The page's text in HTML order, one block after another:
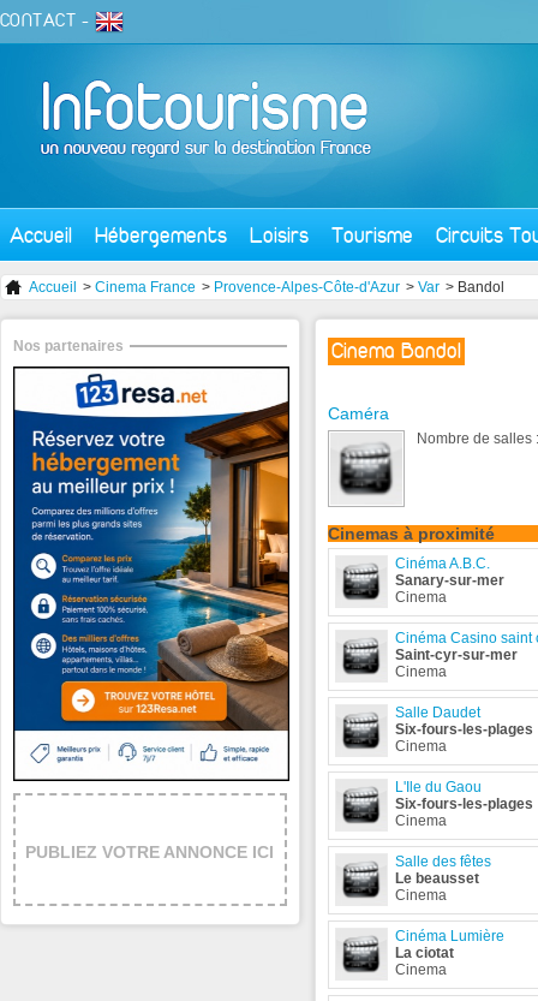
CONTACT -
Accueil Hébergements Loisirs Tourisme Circuits
Accueil > Cinema France > Provence-Alpes-Côte-d'Azur > Var > Bandol
Cinema Bandol
Caméra
Nombre de salles
Cinemas à proximité
Cinéma A.B.C.
Sanary-sur-mer
Cinema
Cinéma Casino saint
Saint-cyr-sur-mer
Cinema
Salle Daudet
Six-fours-les-plages
Cinema
L'Ile du Gaou
Six-fours-les-plages
Cinema
Salle des fêtes
Le beausset
Cinema
Cinéma Lumière
La ciotat
Cinema
Nos partenaires
PUBLIEZ VOTRE ANNONCE ICI